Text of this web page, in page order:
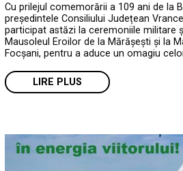
Cu prilejul comemorării a 109 ani de la
președintele Consiliului Județean
participat astăzi la ceremoniile militare
Mausoleul Eroilor de la Mărășești și la
Focșani, pentru a aduce un omagiu
LIRE PLUS